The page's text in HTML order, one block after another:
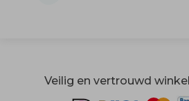
Veilig en vertrouwd